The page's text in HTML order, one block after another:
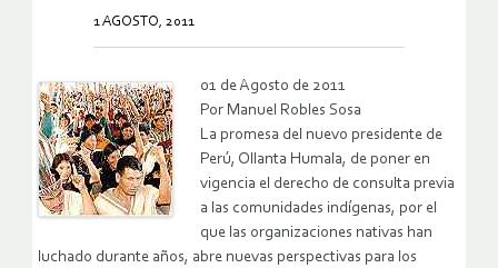
1 AGOSTO, 2011
01 de Agosto de 2011
Por Manuel Robles Sosa
La promesa del nuevo presidente de
Perú, Ollanta Humala, de poner en
vigencia el derecho de consulta previa
a las comunidades indígenas, por el
que las organizaciones nativas han
luchado durante años, abre nuevas perspectivas para los